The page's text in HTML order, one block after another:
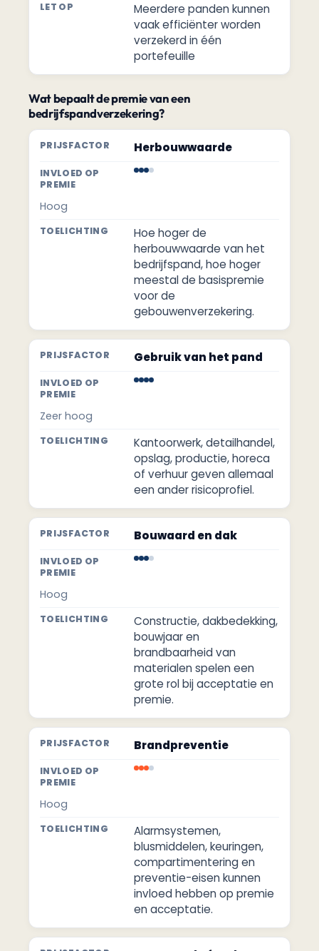
Meerdere panden kunnen
vaak efficiënter worden
verzekerd in één
portefeuille
Wat bepaalt de premie van een
bedrijfspandverzekering?
Herbouwwaarde
Hoog
Hoe hoger de
herbouwwaarde van het
bedrijfspand, hoe hoger
meestal de basispremie
voor de
gebouwenverzekering.
Gebruik van het pand
Zeer hoog
Kantoorwerk, detailhandel,
opslag, productie, horeca
of verhuur geven allemaal
een ander risicoprofiel.
Bouwaard en dak
Hoog
Constructie, dakbedekking,
bouwjaar en
brandbaarheid van
materialen spelen een
grote rol bij acceptatie en
premie.
Brandpreventie
Hoog
Alarmsystemen,
blusmiddelen, keuringen,
compartimentering en
preventie-eisen kunnen
invloed hebben op premie
en acceptatie.